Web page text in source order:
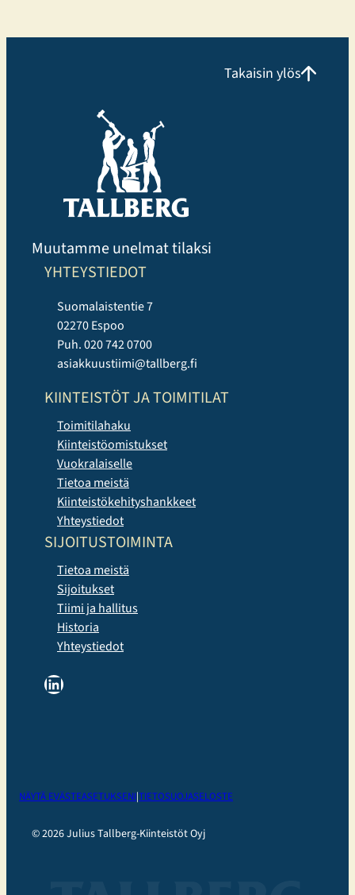
kuntosaliharjoitteluun ja panostaa erityisesti
Liikuntakeskuksessa voi harjoitella omatoimisesti,
Hyrox tunneille tai valita perinteisempiä, tutumpia
ryhmäliikuntatunteja. Uutuuksista erityisen suosittuja
Takaisin ylös
Muutamme unelmat tilaksi
YHTEYSTIEDOT
Suomalaistentie 7
02270 Espoo
Puh. 020 742 0700
asiakkuustiimi@tallberg.fi
KIINTEISTÖT JA TOIMITILAT
Toimitilahaku
Kiinteistöomistukset
Vuokralaiselle
Tietoa meistä
Kiinteistökehityshankkeet
Yhteystiedot
SIJOITUSTOIMINTA
Tietoa meistä
Sijoitukset
Tiimi ja hallitus
Historia
Yhteystiedot
LinkedIn
NÄYTÄ EVÄSTEASETUKSENI|TIETOSUOJASELOSTE
© 2026 Julius Tallberg-Kiinteistöt Oyj